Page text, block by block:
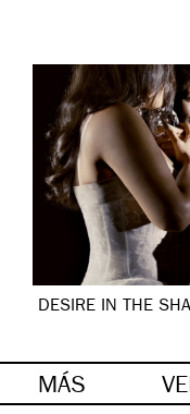
DESIRE IN THE
MÁS